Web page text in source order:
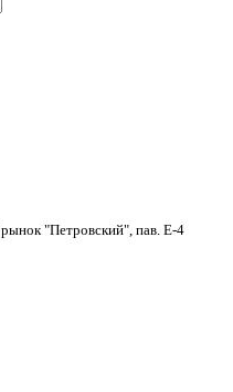
"Петровский", пав. Е-4